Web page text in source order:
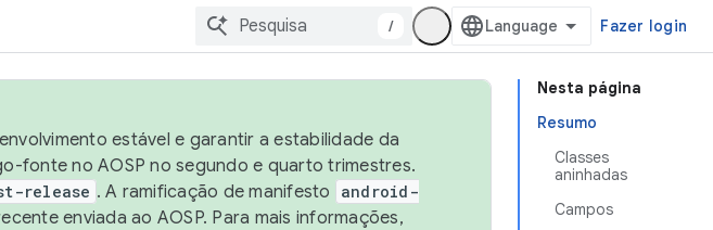
/ Fazer login
Nesta página
Resumo
Classes
aninhadas
Campos
estável e garantir a estabilidade da
fonte no AOSP no segundo e quarto trimestres.
release . A ramificação de manifesto
android-
enviada ao AOSP. Para mais informações,